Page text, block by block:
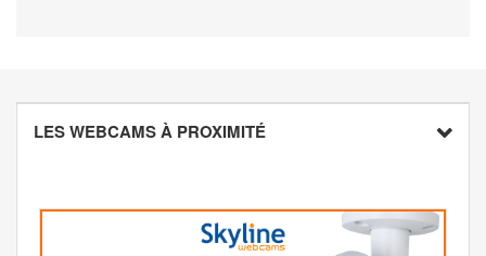
LES WEBCAMS À PROXIMITÉ